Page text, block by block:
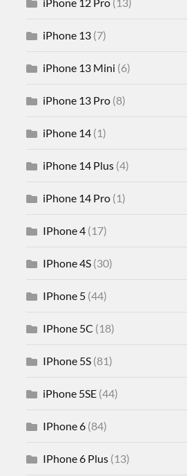
iPhone 12 Pro (13)
iPhone 13 (7)
iPhone 13 Mini (6)
iPhone 13 Pro (8)
iPhone 14 (1)
iPhone 14 Plus (4)
iPhone 14 Pro (1)
IPhone 4 (17)
IPhone 4S (30)
IPhone 5 (44)
IPhone 5C (18)
IPhone 5S (81)
iPhone 5SE (44)
IPhone 6 (84)
IPhone 6 Plus (13)